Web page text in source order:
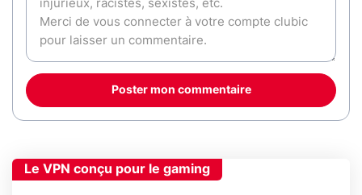
Poster mon commentaire
Le VPN conçu pour le gaming